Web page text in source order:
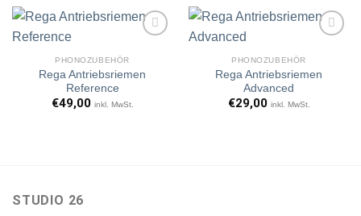
Artikel
PHONOZUBEHÖR
Rega Antriebsriemen
Reference
€49,00 inkl. MwSt.
Artikel
PHONOZUBEHÖR
Rega Antriebsriemen
Advanced
€29,00 inkl. MwSt.
STUDIO 26